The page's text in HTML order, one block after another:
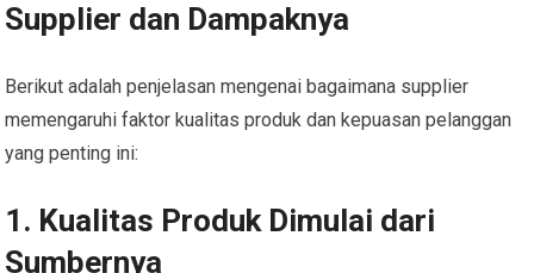
Supplier dan Dampaknya
Berikut adalah penjelasan mengenai bagaimana supplier
memengaruhi faktor kualitas produk dan kepuasan pelanggan
yang penting ini:
1. Kualitas Produk Dimulai dari
Sumbernya